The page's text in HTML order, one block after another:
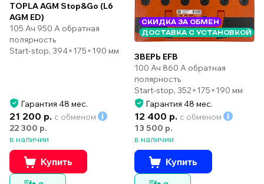
TOPLA AGM Stop&Go (L6
AGM ED)
105 Ач 950 А обратная
полярность
Start-stop, 394×175×190 мм
Гарантия 48 мес.
21 200 р. с обменом
22 300 р.
в наличии
Купить
СКИДКА ЗА ОБМЕН
ДОСТАВКА С УСТАНОВКОЙ
ЗВЕРЬ EFB
100 Ач 860 А обратная
полярность
Start-stop, 352×175×190 мм
Гарантия 48 мес.
12 400 р. с обменом
13 500 р.
в наличии
Купить